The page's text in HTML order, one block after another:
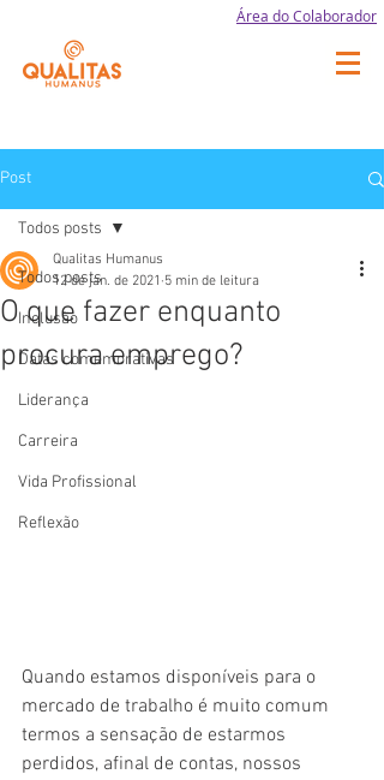
Área do Colaborador
Post
Todos posts
Inclusão
Datas comemorativas
Liderança
Carreira
Vida Profissional
Reflexão
Todos posts
O que fazer enquanto
procura emprego?
Qualitas Humanus
12 de jan. de 2021 5 min de leitura
Quando estamos disponíveis para o
mercado de trabalho é muito comum
termos a sensação de estarmos
perdidos, afinal de contas, nossos